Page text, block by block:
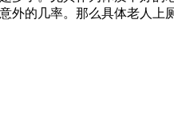
外的几率。那么具体老人上